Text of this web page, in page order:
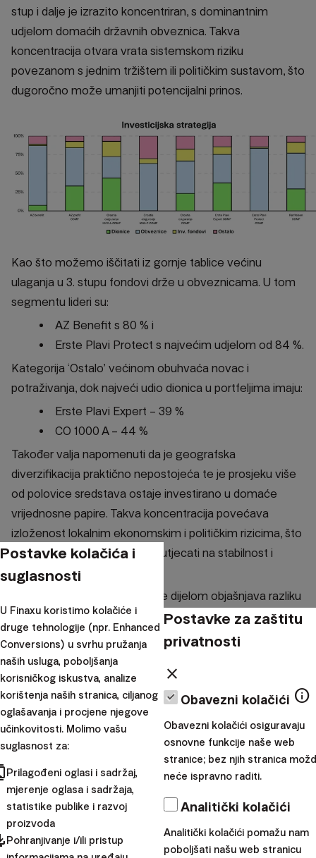
stup i dalje je izrazito koncentriran, s dominantnim
udjelom domaćih državnih obveznica. Takva
koncentracija otvara vrata sistemskom riziku
povezanom s jednim tržištem ili političkim sustavom, što
dugoročno može umanjiti potencijalni prinos.
Kao što možemo iščitati iz gornje tablice većinu
ulaganja u 3. stupu fondovi drže u obveznicama. U tom
segmentu lideri su:
AZ Benefit s 80 % i
Erste Plavi Protect s najvećim udjelom od 84 %.
Kategorija ‘Ostalo’ većinom obuhvaća novac i
potraživanja, dok najveći udio dionica u portfeljima imaju:
Erste Plavi Expert – 39 %
CO 1000 A – 44 %
Također valja napomenuti da je geografska
diverzifikacija praktično nepostojeća te je prosjeku više
od polovice sredstava ostaje investirano u domaće
vrijednosne papire. Takva koncentracija povećava
izloženost lokalnim ekonomskim i političkim rizicima, što
dugoročno može negativno utjecati na stabilnost i
prinos fonda.
Ova niska razina diverzifikacije dijelom objašnjava razliku
u potencijalnim isplatama između tradicionalnih fondova
trećeg stupa i inovativnijih opcija poput Europske
mirovine (PEPP)
. Naime, iako
dolaze uz veću volatilnost, dugoročno pokazuju veći
potencijal prinosa u odnosu na konzervativne portfelje
koji, iako stabilniji, obično ostvaruju niže povrate.
Važno je istaknuti da su PEPP proizvodi morali proći
rigorozne stres-testove s više stotina tisuća scenarija
kako bi dokazali snajmanje 80 %-tnom vjerojatnošću
da će dugoročno nadmašiti inflaciju. To jasno pokazuje
ne samo važnost pažljivog odabira ulaganja, već i
ključnu ulogu pravilne
diverzifikacije u upravljanju
Postavke kolačića i
suglasnosti
U Finaxu koristimo kolačiće i
druge tehnologije (npr. Enhanced
Conversions) u svrhu pružanja
naših usluga, poboljšanja
korisničkog iskustva, analize
korištenja naših stranica, ciljanog
oglašavanja i procjene njegove
učinkovitosti. Molimo vašu
suglasnost za:
Prilagođeni oglasi i sadržaj,
mjerenje oglasa i sadržaja,
statistike publike i razvoj
proizvoda
Pohranjivanje i/ili pristup
Postavke za zaštitu
privatnosti
close
Obavezni kolačići info
Obavezni kolačići osiguravaju
osnovne funkcije naše web
stranice; bez njih stranica
neće ispravno raditi.
Analitički kolačići
Analitički kolačići pomažu nam
poboljšati našu web stranicu